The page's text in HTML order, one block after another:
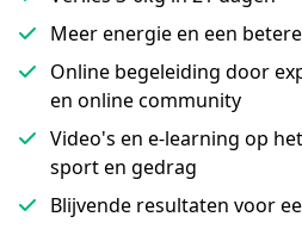
Meer energie en een
Online begeleiding door
en online community
Video's en e-learning op
sport en gedrag
Blijvende resultaten voor